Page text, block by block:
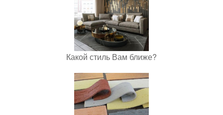
Какой стиль Вам ближе?